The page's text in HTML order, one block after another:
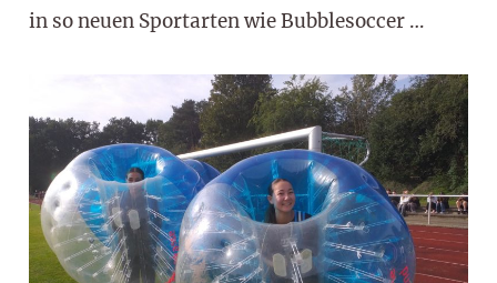
in so neuen Sportarten wie Bubblesoccer …